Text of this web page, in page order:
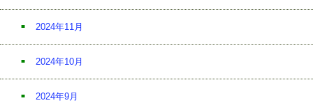
2024年11月
2024年10月
2024年9月